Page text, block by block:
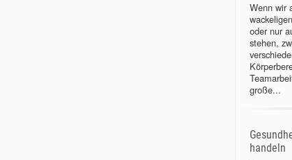
Wenn wir
oder nur
stehen,
große...
handeln